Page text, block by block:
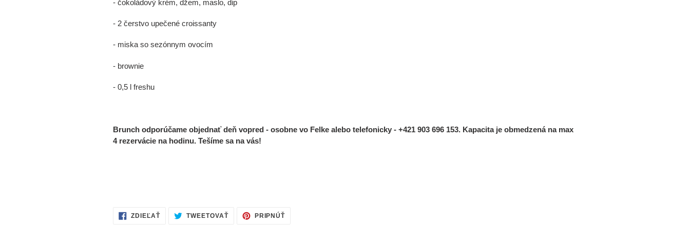
- čokoládový krém, džem, maslo, dip
- 2 čerstvo upečené croissanty
- miska so sezónnym ovocím
- brownie
- 0,5 l freshu
Brunch odporúčame objednať deň vopred - osobne vo Felke alebo telefonicky - +421 903 696 153. Kapacita je obmedzená na max
4 rezervácie na hodinu. Tešíme sa na vás!
ZDIEĽAŤZDIELAŤTWEETOVAŤTWEETOVAŤPRIPNÚŤPRIPNÚŤ